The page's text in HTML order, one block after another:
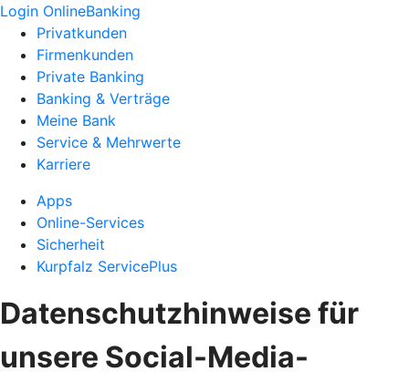
Login OnlineBanking
Privatkunden
Firmenkunden
Private Banking
Banking & Verträge
Meine Bank
Service & Mehrwerte
Karriere
Apps
Online-Services
Sicherheit
Kurpfalz ServicePlus
Datenschutzhinweise für
unsere Social-Media-